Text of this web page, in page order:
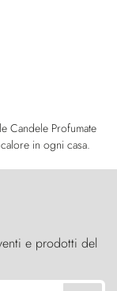
Candele Profumate
in ogni casa.
e prodotti del